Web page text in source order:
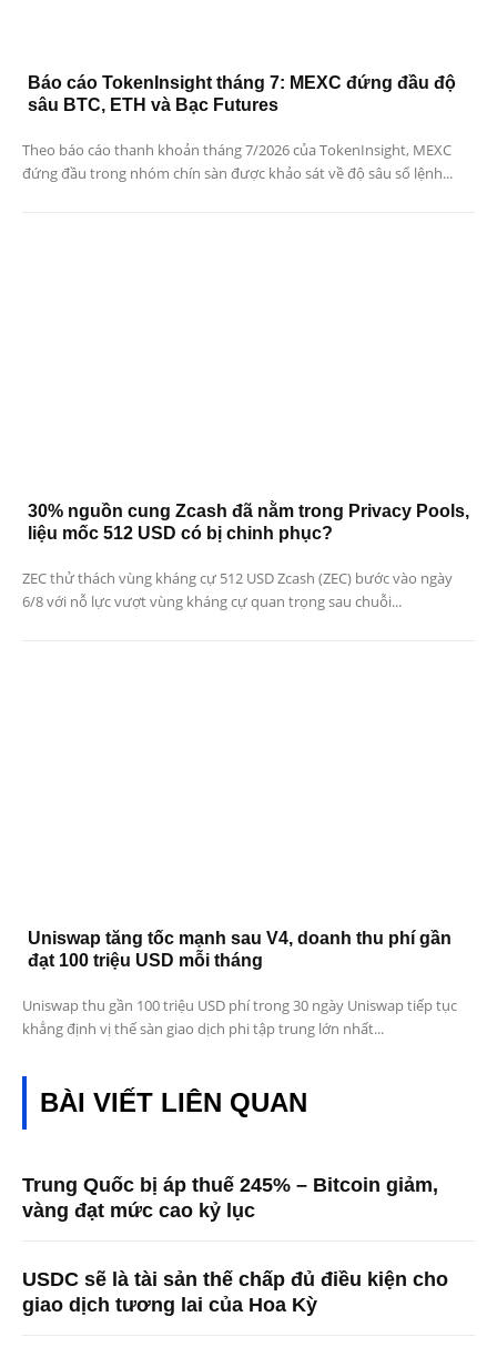
Báo cáo TokenInsight tháng 7: MEXC đứng đầu độ
sâu BTC, ETH và Bạc Futures
Theo báo cáo thanh khoản tháng 7/2026 của TokenInsight, MEXC
đứng đầu trong nhóm chín sàn được khảo sát về độ sâu sổ lệnh...
30% nguồn cung Zcash đã nằm trong Privacy Pools,
liệu mốc 512 USD có bị chinh phục?
ZEC thử thách vùng kháng cự 512 USD Zcash (ZEC) bước vào ngày
6/8 với nỗ lực vượt vùng kháng cự quan trọng sau chuỗi...
Uniswap tăng tốc mạnh sau V4, doanh thu phí gần
đạt 100 triệu USD mỗi tháng
Uniswap thu gần 100 triệu USD phí trong 30 ngày Uniswap tiếp tục
khẳng định vị thế sàn giao dịch phi tập trung lớn nhất...
BÀI VIẾT LIÊN QUAN
Trung Quốc bị áp thuế 245% – Bitcoin giảm,
vàng đạt mức cao kỷ lục
USDC sẽ là tài sản thế chấp đủ điều kiện cho
giao dịch tương lai của Hoa Kỳ